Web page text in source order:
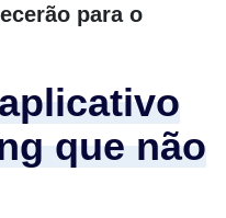
para o
que não